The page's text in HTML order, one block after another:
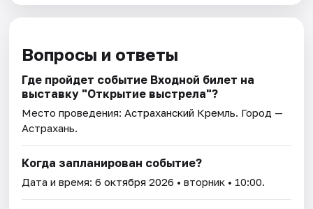
Вопросы и ответы
Где пройдет событие Входной билет на
выставку "Открытие выстрела"?
Место проведения:Астраханский Кремль. Город —
Астрахань.
Когда запланирован событие?
Дата и время:6 октября 2026 • вторник • 10:00.